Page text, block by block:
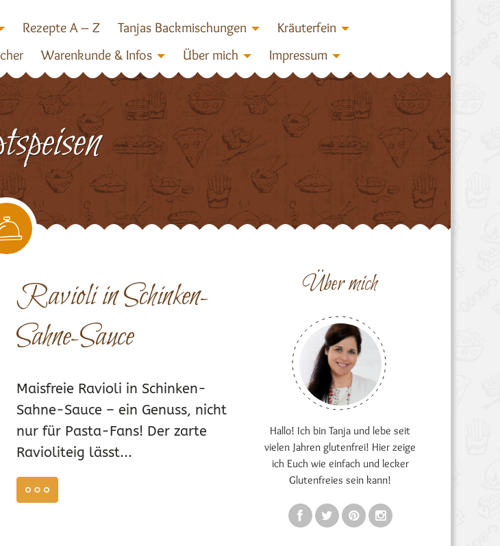
Rezepte A – Z Tanjas Backmischungen
Kräuterfein
Warenkunde & Infos Über mich Impressum
Ravioli in Schinken-
Sahne-Sauce
Maisfreie Ravioli in Schinken-
Sahne-Sauce – ein Genuss, nicht
nur für Pasta-Fans! Der zarte
Ravioliteig lässt...
Über mich
Hallo! Ich bin Tanja und lebe seit
vielen Jahren glutenfrei! Hier zeige
ich Euch wie einfach und lecker
Glutenfreies sein kann!